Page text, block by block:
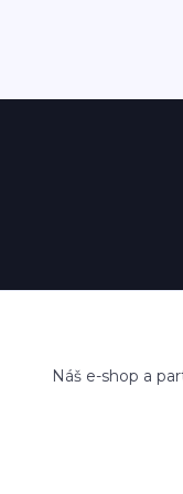
Náš e-shop a